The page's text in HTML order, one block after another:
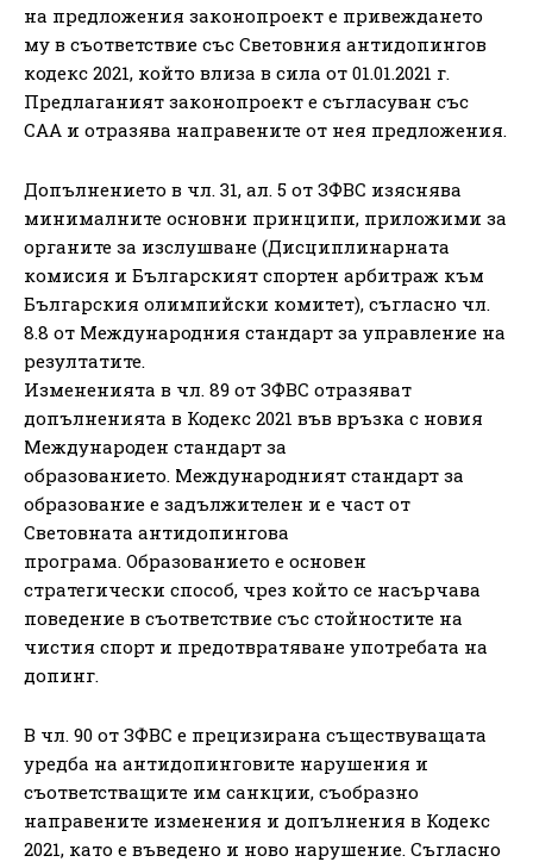
на предложения законопроект е привеждането
му в съответствие със Световния антидопингов
кодекс 2021, който влиза в сила от 01.01.2021 г.
Предлаганият законопроект е съгласуван със
САА и отразява направените от нея предложения.
Допълнението в чл. 31, ал. 5 от ЗФВС изяснява
минималните основни принципи, приложими за
органите за изслушване (Дисциплинарната
комисия и Българският спортен арбитраж към
Българския олимпийски комитет), съгласно чл.
8.8 от Международния стандарт за управление на
резултатите.
Измененията в чл. 89 от ЗФВС отразяват
допълненията в Кодекс 2021 във връзка с новия
Международен стандарт за
образованието. Международният стандарт за
образование е задължителен и е част от
Световната антидопингова
програма. Образованието е основен
стратегически способ, чрез който се насърчава
поведение в съответствие със стойностите на
чистия спорт и предотвратяване употребата на
допинг.
В чл. 90 от ЗФВС е прецизирана съществуващата
уредба на антидопинговите нарушения и
съответстващите им санкции, съобразно
направените изменения и допълнения в Кодекс
2021, като е въведено и ново нарушение. Съгласно